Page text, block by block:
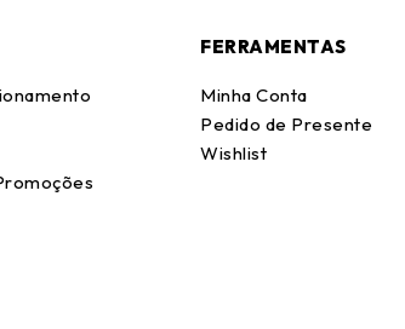
FERRAMENTAS
Minha Conta
Pedido de Presente
Wishlist